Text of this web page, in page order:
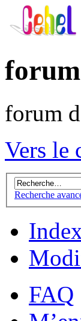
forum
Vers le
Recherche
FAQ